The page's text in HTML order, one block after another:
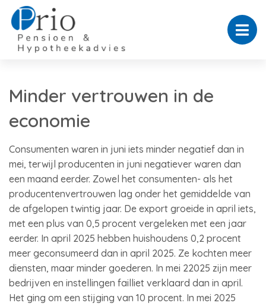
Minder vertrouwen in de
economie
Consumenten waren in juni iets minder negatief dan in
mei, terwijl producenten in juni negatiever waren dan
een maand eerder. Zowel het consumenten- als het
producentenvertrouwen lag onder het gemiddelde van
de afgelopen twintig jaar. De export groeide in april iets,
met een plus van 0,5 procent vergeleken met een jaar
eerder. In april 2025 hebben huishoudens 0,2 procent
meer geconsumeerd dan in april 2025. Ze kochten meer
diensten, maar minder goederen. In mei 22025 zijn meer
bedrijven en instellingen failliet verklaard dan in april.
Het ging om een stijging van 10 procent. In mei 2025